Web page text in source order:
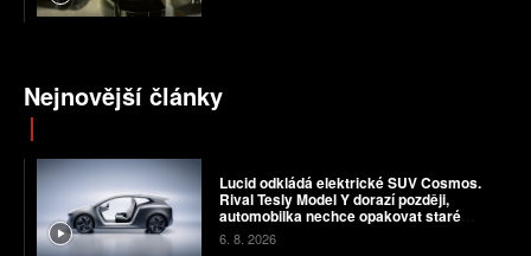
Nejnovější články
Lucid odkládá elektrické SUV Cosmos.
Rival Tesly Model Y dorazí později,
automobilka nechce opakovat staré
chyby
6. 8. 2026